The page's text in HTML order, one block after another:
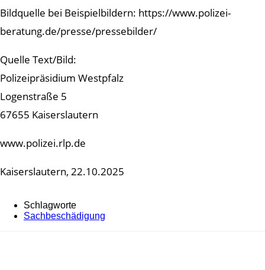
Bildquelle bei Beispielbildern: https://www.polizei-
beratung.de/presse/pressebilder/
Quelle Text/Bild:
Polizeipräsidium Westpfalz
Logenstraße 5
67655 Kaiserslautern
www.polizei.rlp.de
Kaiserslautern, 22.10.2025
Schlagworte
Sachbeschädigung